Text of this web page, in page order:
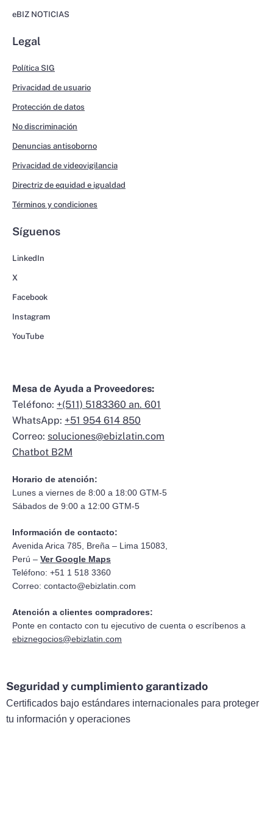
eBIZ NOTICIAS
Legal
Política SIG
Privacidad de usuario
Protección de datos
No discriminación
Denuncias antisoborno
Privacidad de videovigilancia
Directriz de equidad e igualdad
Términos y condiciones
Síguenos
LinkedIn
X
Facebook
Instagram
YouTube
Mesa de Ayuda a Proveedores:
Teléfono: +(511) 5183360 an. 601
WhatsApp: +51 954 614 850
Correo: soluciones@ebizlatin.com
Chatbot B2M
Horario de atención:
Lunes a viernes de 8:00 a 18:00 GTM-5
Sábados de 9:00 a 12:00 GTM-5
Información de contacto:
Avenida Arica 785, Breña – Lima 15083,
Perú – Ver Google Maps
Teléfono: +51 1 518 3360
Correo: contacto@ebizlatin.com
Atención a clientes compradores:
Ponte en contacto con tu ejecutivo de cuenta o escríbenos a
ebiznegocios@ebizlatin.com
Seguridad y cumplimiento garantizado
Certificados bajo estándares internacionales para proteger
tu información y operaciones